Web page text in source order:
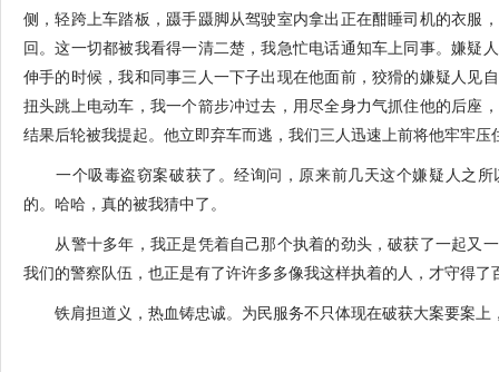
侧，轻跨上车踏板，蹑手蹑脚从驾驶室内拿出正在酣睡司机的衣服
回。这一切都被我看得一清二楚，我急忙电话通知车上同事。嫌疑
伸手的时候，我和同事三人一下子出现在他面前，狡猾的嫌疑人见
扭头跳上电动车，我一个箭步冲过去，用尽全身力气抓住他的后座
结果后轮被我提起。他立即弃车而逃，我们三人迅速上前将他牢牢压
一个吸毒盗窃案破获了。经询问，原来前几天这个嫌疑人之所
的。哈哈，真的被我猜中了。
从警十多年，我正是凭着自己那个执着的劲头，破获了一起又一
我们的警察队伍，也正是有了许许多多像我这样执着的人，才守得
铁肩担道义，热血铸忠诚。为民服务不只体现在破获大案要案上